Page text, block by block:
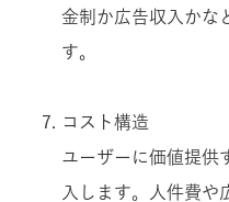
金制か広告収入かな
す。
コスト構造
ユーザーに価値提供
入します。人件費や